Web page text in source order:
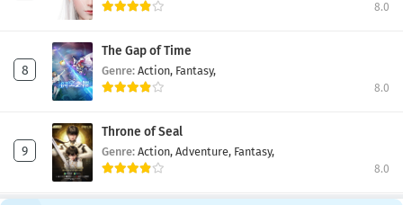
8.0
The Gap of Time
Genre: Action, Fantasy,
8.0
Throne of Seal
Genre: Action, Adventure, Fantasy,
8.0